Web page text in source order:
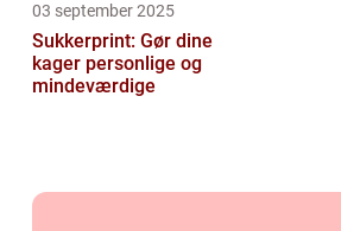
03 september 2025
Sukkerprint: Gør dine
kager personlige og
mindeværdige